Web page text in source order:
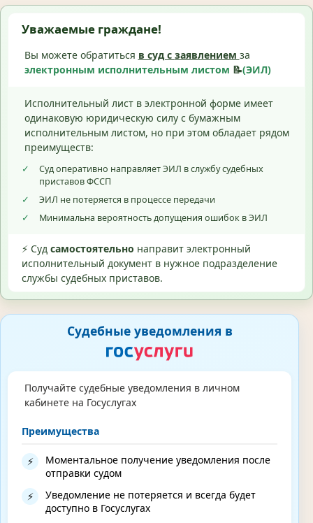
Уважаемые граждане!
Вы можете обратиться в суд с заявлением за
электронным исполнительным листом 📝(ЭИЛ)
Исполнительный лист в электронной форме имеет
одинаковую юридическую силу с бумажным
исполнительным листом, но при этом обладает рядом
преимуществ:
✓
Суд оперативно направляет ЭИЛ в службу судебных
приставов ФССП
✓
ЭИЛ не потеряется в процессе передачи
✓
Минимальна вероятность допущения ошибок в ЭИЛ
⚡ Суд самостоятельно направит электронный
исполнительный документ в нужное подразделение
службы судебных приставов.
Судебные уведомления в
Получайте судебные уведомления в личном
кабинете на Госуслугах
Преимущества
⚡
Моментальное получение уведомления после
отправки судом
⚡
Уведомление не потеряется и всегда будет
доступно в Госуслугах